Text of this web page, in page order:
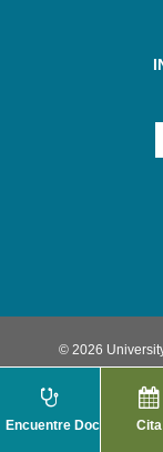
© 2026
Encuentre Doctor Cita